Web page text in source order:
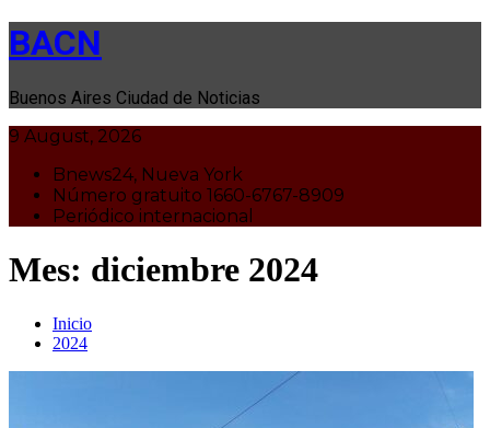
BACN
Buenos Aires Ciudad de Noticias
9 August, 2026
Bnews24, Nueva York
Número gratuito 1660-6767-8909
Periódico internacional
Mes: diciembre 2024
Inicio
2024